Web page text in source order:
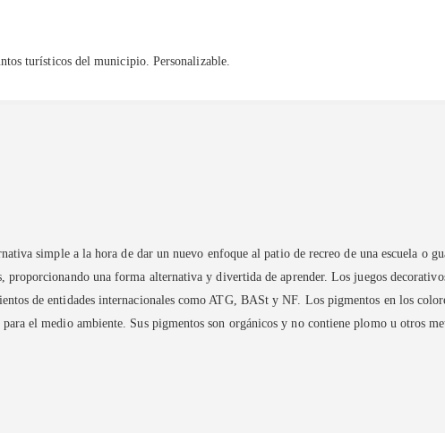
turísticos del municipio. Personalizable.
simple a la hora de dar un nuevo enfoque al patio de recreo de una escuela o
proporcionando una forma alternativa y divertida de aprender. Los juegos
de entidades internacionales como ATG, BASt y NF. Los pigmentos en los
el medio ambiente. Sus pigmentos son orgánicos y no contiene plomo u otros